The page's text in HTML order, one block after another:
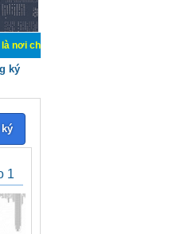
kiến thức kinh nghiệm trong
ký
1